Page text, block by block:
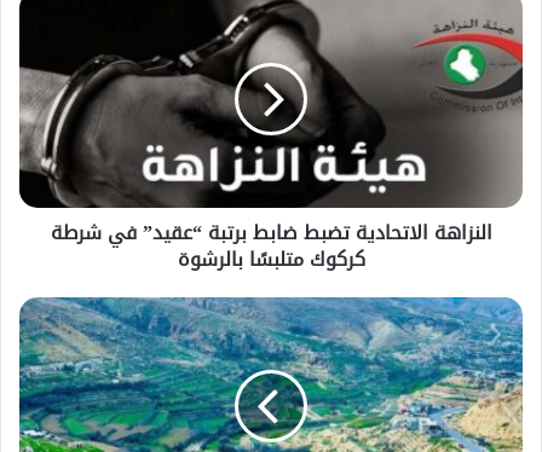
النزاهة الاتحادية تضبط ضابط برتبة “عقيد” في شرطة
كركوك متلبسًا بالرشوة